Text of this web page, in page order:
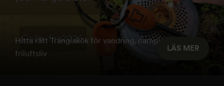
Hitta rätt Trangiakök för vandring, camping och
friluftsliv
LÄS MER